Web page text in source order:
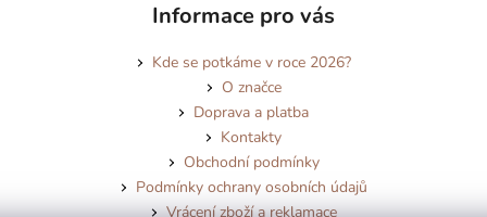
Informace pro vás
Kde se potkáme v roce 2026?
O značce
Doprava a platba
Kontakty
Obchodní podmínky
Podmínky ochrany osobních údajů
Vrácení zboží a reklamace